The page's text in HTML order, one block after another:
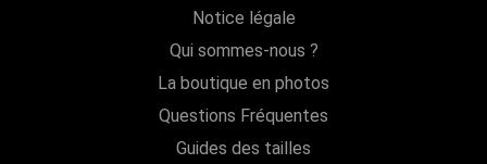
Notice légale
Qui sommes-nous ?
La boutique en photos
Questions Fréquentes
Guides des tailles